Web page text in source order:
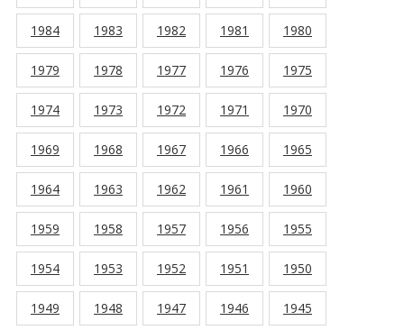
1984 1983 1982 1981 1980
1979 1978 1977 1976 1975
1974 1973 1972 1971 1970
1969 1968 1967 1966 1965
1964 1963 1962 1961 1960
1959 1958 1957 1956 1955
1954 1953 1952 1951 1950
1949 1948 1947 1946 1945